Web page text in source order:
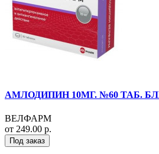
АМЛОДИПИН 10МГ. №60 ТАБ.
ВЕЛФАРМ
от 249.00 р.
Под заказ